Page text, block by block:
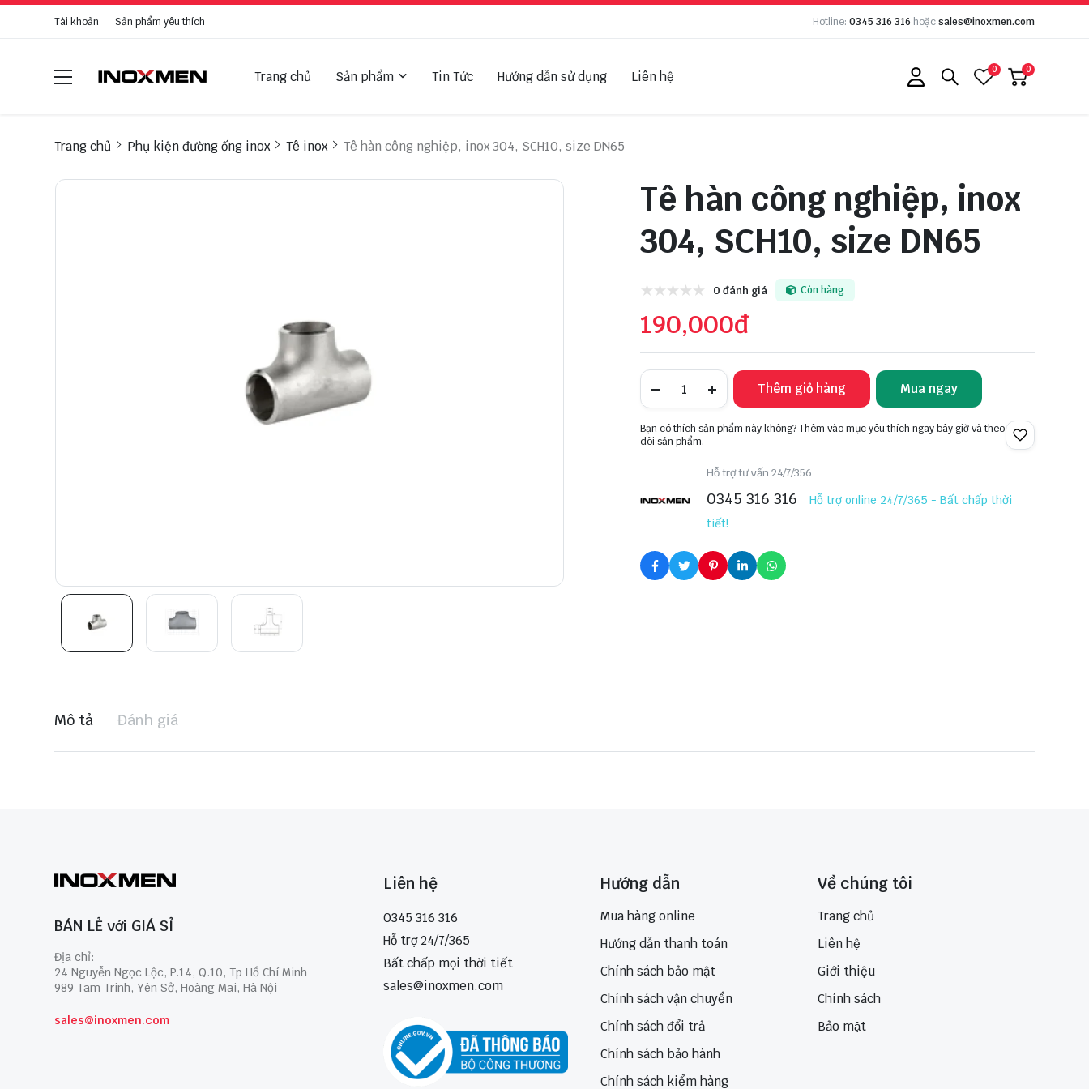
Tài khoản Sản phẩm yêu thích Hotline: 0345 316 316 hoặcsales@inoxmen.com
Trang chủ Sản phẩm Tin Tức Hướng dẫn sử dụng Liên hệ 0 0
Trang chủ Phụ kiện đường ống inox Tê inox Tê hàn công nghiệp, inox 304, SCH10, size DN65
Tê hàn công nghiệp, inox
304, SCH10, size DN65
0 đánh giá Còn hàng
190,000đ
Thêm giỏ hàng Mua ngay
Bạn có thích sản phẩm này không? Thêm vào mục yêu thích ngay bây giờ và theo
dõi sản phẩm.
Hỗ trợ tư vấn 24/7/356
0345 316 316
Hỗ trợ online 24/7/365 - Bất chấp thời
tiết!
Mô tả Đánh giá
BÁN LẺ với GIÁ SỈ
Địa chỉ:
24 Nguyễn Ngọc Lộc, P.14, Q.10, Tp Hồ Chí Minh
989 Tam Trinh, Yên Sở, Hoàng Mai, Hà Nội
sales@inoxmen.com
Liên hệ
0345 316 316
Hỗ trợ 24/7/365
Bất chấp mọi thời tiết
sales@inoxmen.com
Hướng dẫn
Mua hàng online
Hướng dẫn thanh toán
Chính sách bảo mật
Chính sách vận chuyển
Chính sách đổi trả
Chính sách bảo hành
Chính sách kiểm hàng
Về chúng tôi
Trang chủ
Liên hệ
Giới thiệu
Chính sách
Bảo mật